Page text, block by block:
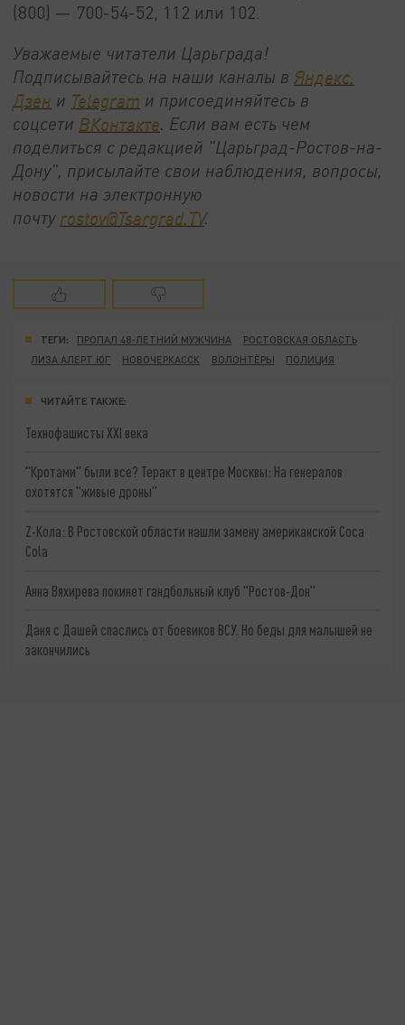
(800) — 700-54-52, 112 или 102.
Уважаемые читатели Царьграда!
Подписывайтесь на наши каналы в Яндекс.
Дзен и Telegram и присоединяйтесь в
соцсети ВКонтакте. Если вам есть чем
поделиться с редакцией "Царьград-Ростов-на-
Дону", присылайте свои наблюдения, вопросы,
новости на электронную
почту rostov@Tsargrad.ТV.
ТЕГИ: ПРОПАЛ 48-ЛЕТНИЙ МУЖЧИНА
РОСТОВСКАЯ ОБЛАСТЬ
ЛИЗА АЛЕРТ ЮГ
НОВОЧЕРКАССК ВОЛОНТЁРЫ ПОЛИЦИЯ
ЧИТАЙТЕ ТАКЖЕ:
Технофашисты XXI века
"Кротами" были все? Теракт в центре Москвы: На генералов
охотятся "живые дроны"
Z-Кола: В Ростовской области нашли замену американской Coca
Cola
Анна Вяхирева покинет гандбольный клуб "Ростов-Дон"
Даня с Дашей спаслись от боевиков ВСУ. Но беды для малышей не
закончились